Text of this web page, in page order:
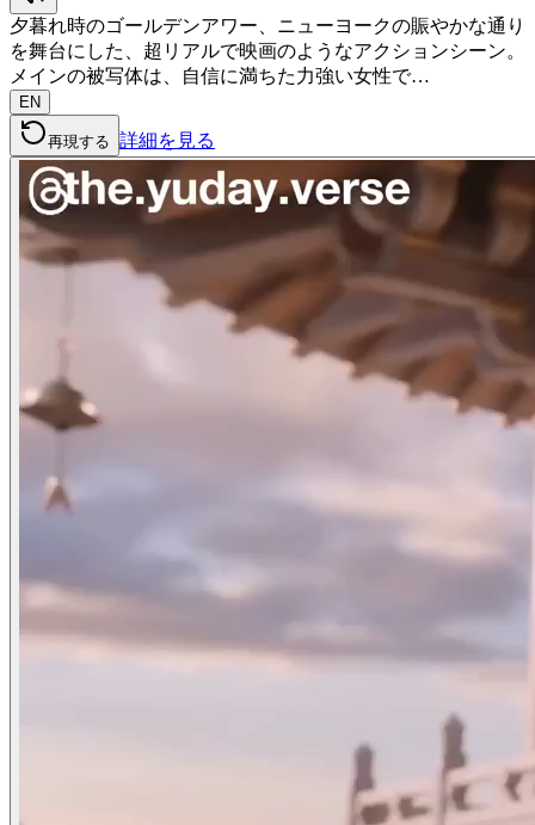
夕暮れ時のゴールデンアワー、ニューヨークの賑やかな通り
を舞台にした、超リアルで映画のようなアクションシーン。
メインの被写体は、自信に満ちた力強い女性で…
EN
再現する 詳細を見る